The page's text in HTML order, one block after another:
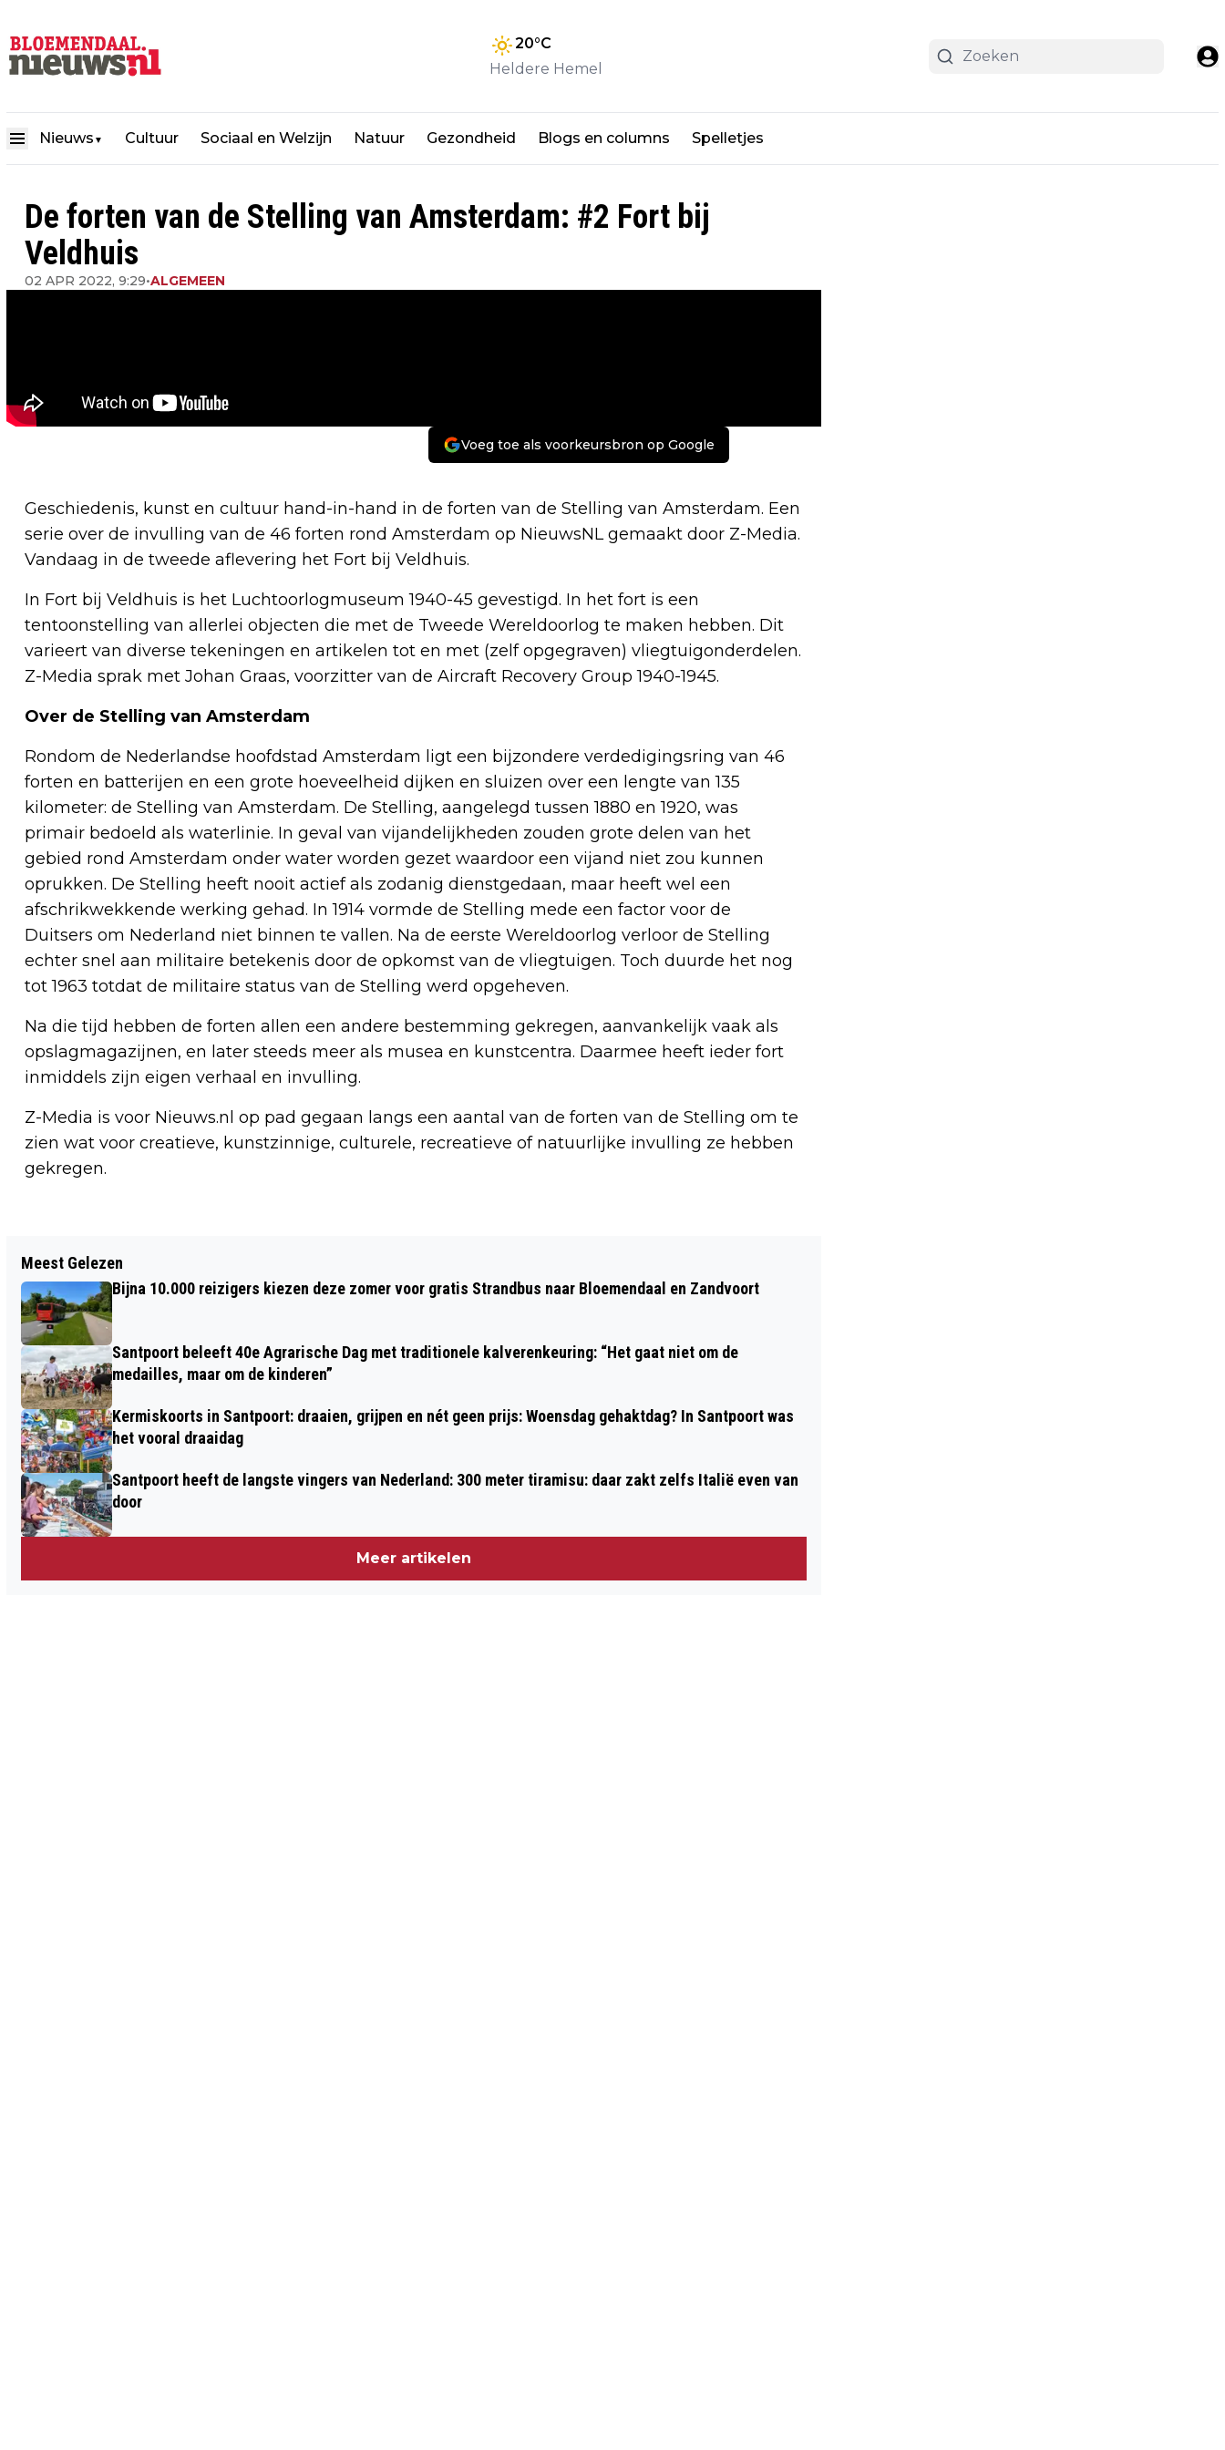
20°C
Heldere Hemel
Nieuws ▼ Cultuur Sociaal en Welzijn Natuur Gezondheid Blogs en columns Spelletjes
De forten van de Stelling van Amsterdam: #2 Fort bij
Veldhuis
02 APR 2022, 9:29•ALGEMEEN
Voeg toe als voorkeursbron op Google
Geschiedenis, kunst en cultuur hand-in-hand in de forten van de Stelling van Amsterdam. Een
serie over de invulling van de 46 forten rond Amsterdam op NieuwsNL gemaakt door Z-Media.
Vandaag in de tweede aflevering het Fort bij Veldhuis.
In Fort bij Veldhuis is het Luchtoorlogmuseum 1940-45 gevestigd. In het fort is een
tentoonstelling van allerlei objecten die met de Tweede Wereldoorlog te maken hebben. Dit
varieert van diverse tekeningen en artikelen tot en met (zelf opgegraven) vliegtuigonderdelen.
Z-Media sprak met Johan Graas, voorzitter van de Aircraft Recovery Group 1940-1945.
Over de Stelling van Amsterdam
Rondom de Nederlandse hoofdstad Amsterdam ligt een bijzondere verdedigingsring van 46
forten en batterijen en een grote hoeveelheid dijken en sluizen over een lengte van 135
kilometer: de Stelling van Amsterdam. De Stelling, aangelegd tussen 1880 en 1920, was
primair bedoeld als waterlinie. In geval van vijandelijkheden zouden grote delen van het
gebied rond Amsterdam onder water worden gezet waardoor een vijand niet zou kunnen
oprukken. De Stelling heeft nooit actief als zodanig dienstgedaan, maar heeft wel een
afschrikwekkende werking gehad. In 1914 vormde de Stelling mede een factor voor de
Duitsers om Nederland niet binnen te vallen. Na de eerste Wereldoorlog verloor de Stelling
echter snel aan militaire betekenis door de opkomst van de vliegtuigen. Toch duurde het nog
tot 1963 totdat de militaire status van de Stelling werd opgeheven.
Na die tijd hebben de forten allen een andere bestemming gekregen, aanvankelijk vaak als
opslagmagazijnen, en later steeds meer als musea en kunstcentra. Daarmee heeft ieder fort
inmiddels zijn eigen verhaal en invulling.
Z-Media is voor Nieuws.nl op pad gegaan langs een aantal van de forten van de Stelling om te
zien wat voor creatieve, kunstzinnige, culturele, recreatieve of natuurlijke invulling ze hebben
gekregen.
AFGELOPEN WEEK 1685 OEKRAÏENSE
VLUCHTELINGEN OPGEVANGEN IN
VEILIGHEIDSREGIO KENNEMERLAND
LEERLINGEN WINNEN 20 MEDAILLES BIJ
Meest Gelezen
Bijna 10.000 reizigers kiezen deze zomer voor gratis Strandbus naar Bloemendaal en Zandvoort
Santpoort beleeft 40e Agrarische Dag met traditionele kalverenkeuring: “Het gaat niet om de
medailles, maar om de kinderen”
Kermiskoorts in Santpoort: draaien, grijpen en nét geen prijs: Woensdag gehaktdag? In Santpoort was
het vooral draaidag
Santpoort heeft de langste vingers van Nederland: 300 meter tiramisu: daar zakt zelfs Italië even van
door
Meer artikelen